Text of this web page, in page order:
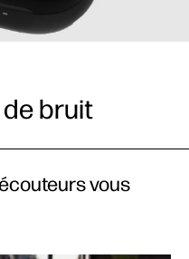
bruit
vous